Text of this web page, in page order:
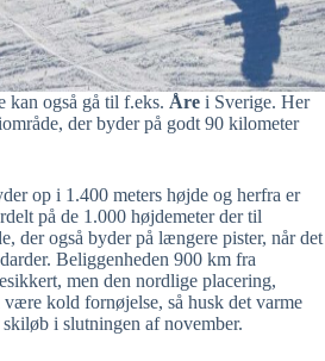
kan også gå til f.eks. Åre i Sverige. Her
der byder på godt 90 kilometer
op i 1.400 meters højde og herfra er
på de 1.000 højdemeter der til
der også byder på længere pister, når det
Beliggenheden 900 km fra
men den nordlige placering,
kold fornøjelse, så husk det varme
i slutningen af november.